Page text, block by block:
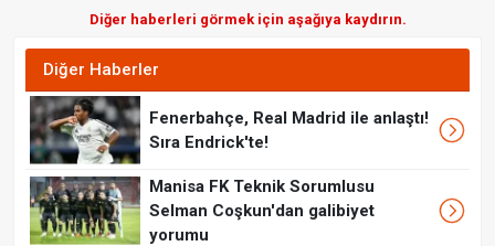
Diğer haberleri görmek için aşağıya kaydırın.
Diğer Haberler
Fenerbahçe, Real Madrid ile anlaştı!
Sıra Endrick'te!
Manisa FK Teknik Sorumlusu
Selman Coşkun'dan galibiyet
yorumu